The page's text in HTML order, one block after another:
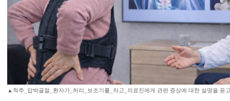
▲척추_압박골절_환자가_허리_보조기를_차고_의료진에게 관련 증상에 대한 설명을 듣